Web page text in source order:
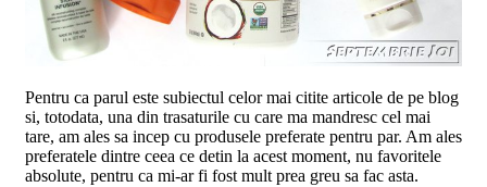
Pentru ca parul este subiectul celor mai citite articole de pe blog
si, totodata, una din trasaturile cu care ma mandresc cel mai
tare, am ales sa incep cu produsele preferate pentru par. Am ales
preferatele dintre ceea ce detin la acest moment, nu favoritele
absolute, pentru ca mi-ar fi fost mult prea greu sa fac asta.